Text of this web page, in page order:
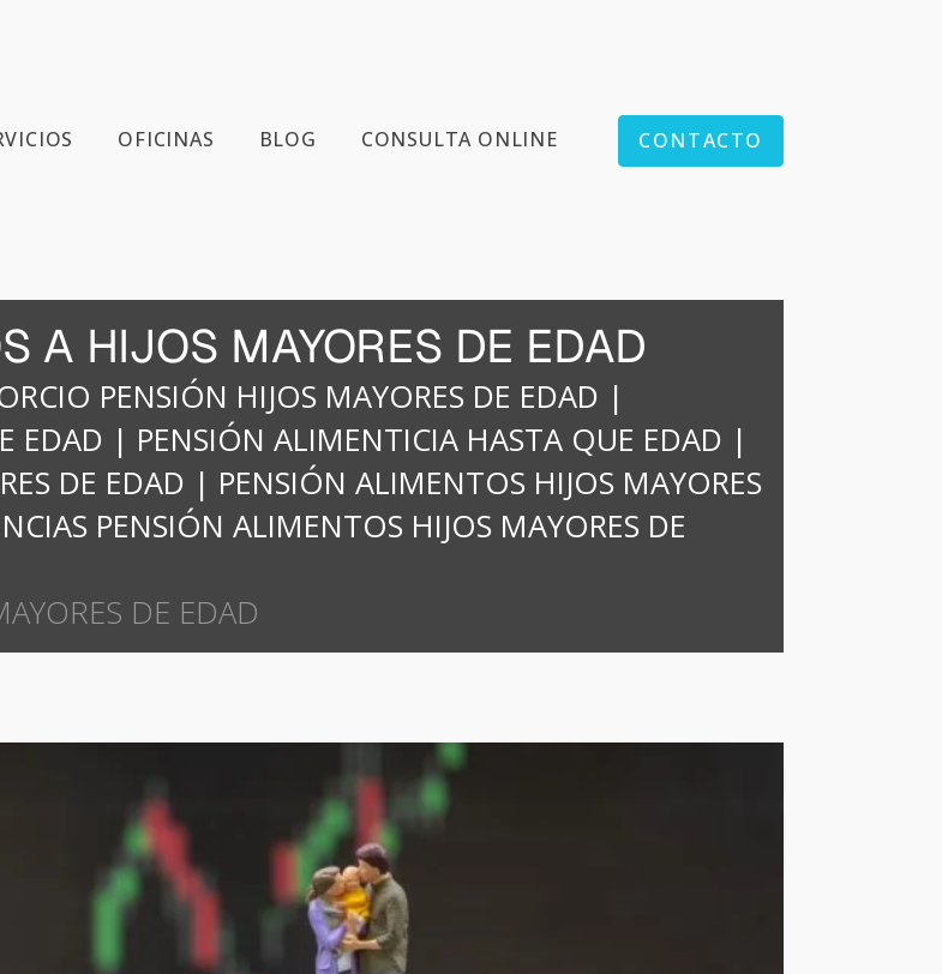
OFICINAS BLOG CONSULTA ONLINE CONTACTO
A HIJOS MAYORES DE EDAD
PENSIÓN HIJOS MAYORES DE EDAD |
EDAD | PENSIÓN ALIMENTICIA HASTA QUE EDAD |
DE EDAD | PENSIÓN ALIMENTOS HIJOS MAYORES
PENSIÓN ALIMENTOS HIJOS MAYORES DE
DE EDAD